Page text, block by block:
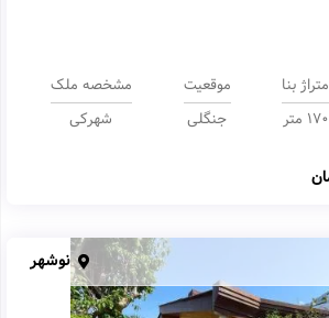
متراژ بنا
170 متر
موقعیت
جنگلی
مشخصه ملک
شهرکی
نوشهر